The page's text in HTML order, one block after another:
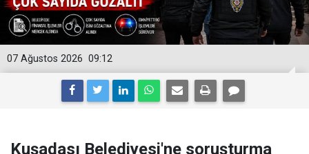
09:12
07 Ağustos 2026
Kuşadası Belediyesi'ne soruşturma